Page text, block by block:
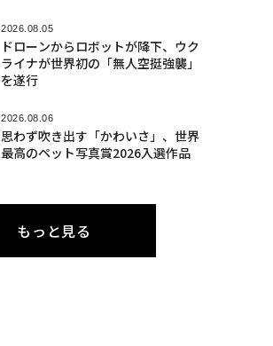
2026.08.05
ドローンからロボットが降下、ウク
ライナが世界初の「無人空挺強襲」
を遂行
2026.08.06
思わず吹き出す「かわいさ」、世界
最高のペット写真賞2026入選作品
もっと見る